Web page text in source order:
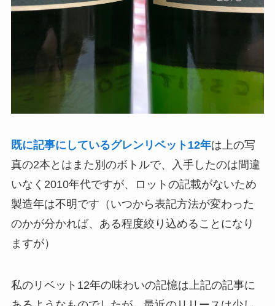
既に記事にしているグレンリベット 12年は上の写
真の2本とはまた別のボトルで、入手したのは間違
いなく2010年代ですが、ロットの記載がないため
製造年は不明です（いつから表記方法が変わった
のかが分かれば、ある程度絞り込めることになり
ますが）
私のリベット12年の味わいの記憶は上記の記事に